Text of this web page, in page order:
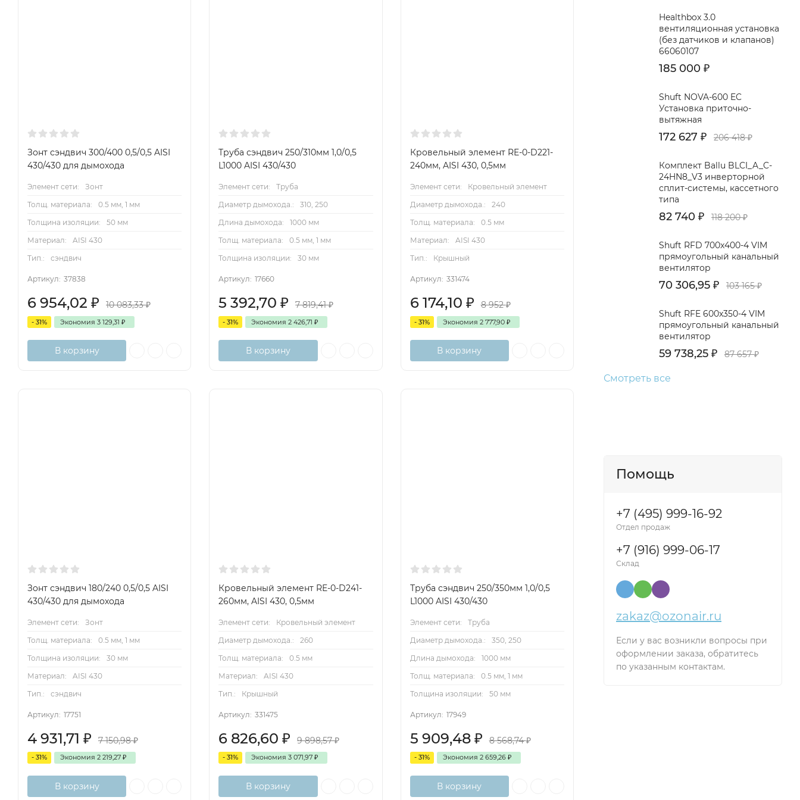
Зонт сэндвич 300/400 0,5/0,5 AISI
430/430 для дымохода
Элемент сети:
Зонт
Толщ. материала:
0.5 мм, 1 мм
Толщина изоляции:
50 мм
Материал:
AISI 430
Тип.:
сэндвич
Артикул: 37838
6 954,02 ₽ 10 083,33₽
- 31% Экономия 3 129,31 ₽
В корзину
Труба сэндвич 250/310мм 1,0/0,5
L1000 AISI 430/430
Элемент сети:
Труба
Диаметр дымохода.:
310, 250
Длина дымохода:
1000 мм
Толщ. материала:
0.5 мм, 1 мм
Толщина изоляции:
30 мм
Артикул: 17660
5 392,70₽ 7 819,41₽
- 31% Экономия2 426,71₽
В корзину
Кровельный элемент RE-0-D221-
240мм, AISI 430, 0,5мм
Элемент сети:
Кровельный элемент
Диаметр дымохода.:
240
Толщ. материала:
0.5 мм
Материал:
AISI 430
Тип.:
Крышный
Артикул: 331474
6 174,10 ₽ 8 952₽
- 31% Экономия 2 777,90 ₽
В корзину
Зонт сэндвич 180/240 0,5/0,5 AISI
430/430 для дымохода
Элемент сети:
Зонт
Толщ. материала:
0.5 мм, 1 мм
Толщина изоляции:
30 мм
Материал:
AISI 430
Тип.:
сэндвич
Артикул: 17751
4 931,71 ₽ 7 150,98₽
- 31% Экономия 2 219,27 ₽
В корзину
Кровельный элемент RE-0-D241-
260мм, AISI 430, 0,5мм
Элемент сети:
Кровельный элемент
Диаметр дымохода.:
260
Толщ. материала:
0.5 мм
Материал:
AISI 430
Тип.:
Крышный
Артикул: 331475
6 826,60₽ 9 898,57₽
- 31% Экономия3 071,97₽
В корзину
Труба сэндвич 250/350мм 1,0/0,5
L1000 AISI 430/430
Элемент сети:
Труба
Диаметр дымохода.:
350, 250
Длина дымохода:
1000 мм
Толщ. материала:
0.5 мм, 1 мм
Толщина изоляции:
50 мм
Артикул: 17949
5 909,48 ₽ 8 568,74₽
- 31% Экономия 2 659,26 ₽
В корзину
Healthbox 3.0
вентиляционная установка
(без датчиков и клапанов)
66060107
185 000 ₽
Shuft NOVA-600 EC
Установка приточно-
вытяжная
172 627 ₽ 206 418₽
Комплект Ballu BLCI_A_C-
24HN8_V3 инверторной
сплит-системы, кассетного
типа
82 740 ₽ 118 200₽
Shuft RFD 700x400-4 VIM
прямоугольный канальный
вентилятор
70 306,95 ₽ 103 165₽
Shuft RFE 600x350-4 VIM
прямоугольный канальный
вентилятор
59 738,25 ₽ 87 657₽
Смотреть все
Помощь
+7 (495) 999-16-92
Отдел продаж
+7 (916) 999-06-17
Склад
zakaz@ozonair.ru
Если у вас возникли вопросы при
оформлении заказа, обратитесь
по указанным контактам.